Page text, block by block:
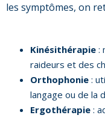
les symptômes, on
Kinésithérapie :
raideurs et des
Orthophonie :
langage ou de la
Ergothérapie :